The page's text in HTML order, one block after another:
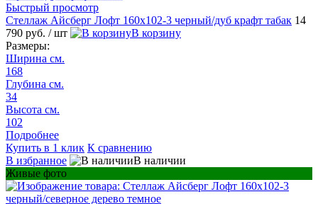
Быстрый просмотр
Стеллаж Айсберг Лофт 160х102-3 черный/дуб крафт табак 14
790 руб. / шт
В корзину
Размеры:
Ширина см.
168
Глубина см.
34
Высота см.
102
Подробнее
Купить в 1 клик К сравнению
В избранное
В наличии
Живые фото